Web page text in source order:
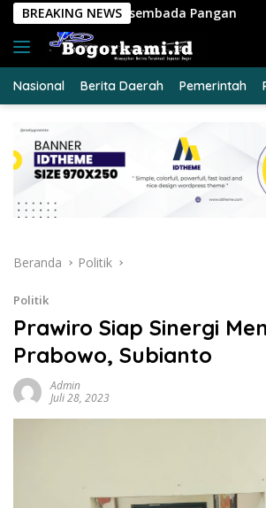
Langsung
konten
BREAKING NEWS
Pangan Sempat Kejar-kejaran
Nasional Berita Daerah Pemerintah
Beranda Politik
Politik
Prawiro Siap Sinergi
Prabowo, Subianto
Admin
Juli 28, 2023